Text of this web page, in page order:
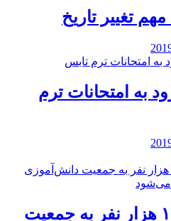
مهم تغییر تاریخ
به امتحانات ترم
️سالانه ۱۲ هزار نفر به جمعیت